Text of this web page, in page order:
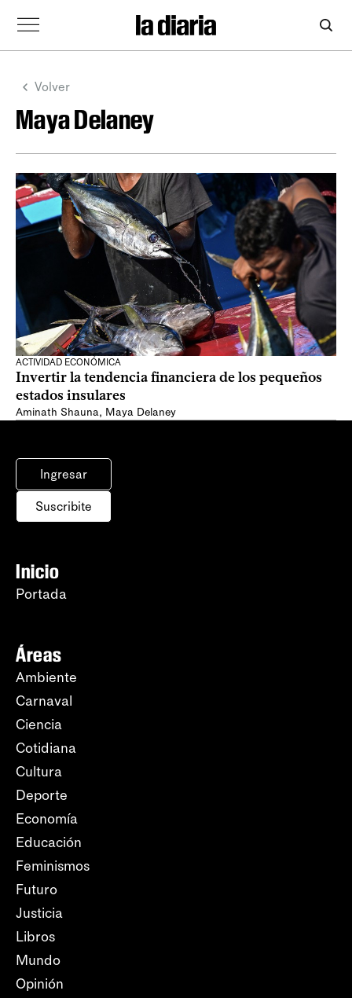
Volver
Maya Delaney
ACTIVIDAD ECONÓMICA
Invertir la tendencia financiera de los pequeños
estados insulares
Aminath Shauna, Maya Delaney
Ingresar
Suscribite
Inicio
Portada
Áreas
Ambiente
Carnaval
Ciencia
Cotidiana
Cultura
Deporte
Economía
Educación
Feminismos
Futuro
Justicia
Libros
Mundo
Opinión